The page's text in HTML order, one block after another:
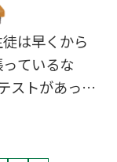
は早くから
ているな
ストがあった